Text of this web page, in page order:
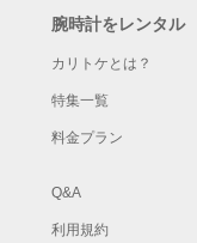
腕時計をレンタル
カリトケとは？
特集一覧
料金プラン
Q&A
利用規約